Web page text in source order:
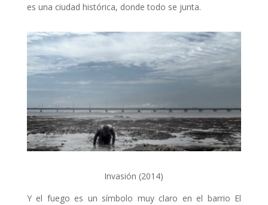
es una ciudad histórica, donde todo se junta.
Invasión (2014)
Y el fuego es un símbolo muy claro en el barrio El